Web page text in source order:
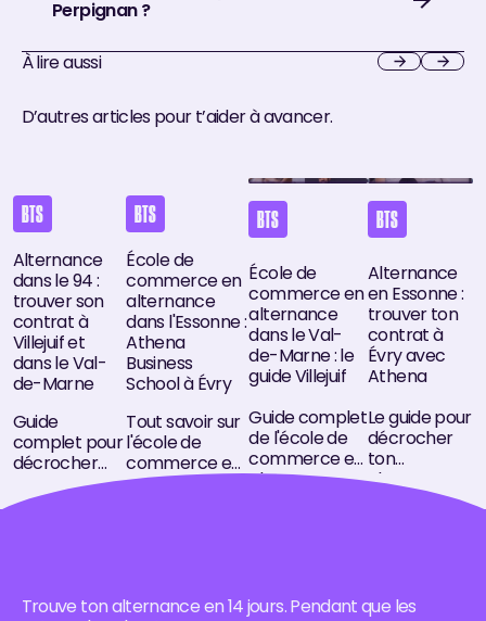
Perpignan ?
À lire aussi
D’autres articles pour t’aider à avancer.
BTS
Alternance
dans le 94 :
trouver son
contrat à
Villejuif et
dans le Val-
de-Marne
Guide
complet pour
décrocher
alternance
secteurs
Alternance dans le 94 : trouver son contrat à Villejuif et
BTS
École de
commerce en
alternance
dans l'Essonne :
Athena
Business
School à Évry
Tout savoir sur
l'école de
commerce en
alternance
School à Évry-
École de commerce en alternance dans
BTS
École de
commerce en
alternance
dans le Val-
de-Marne : le
guide Villejuif
Guide complet
de l'école de
commerce en
alternance
Villejuif, ses
École de commerce en
BTS
Alternance
en Essonne :
trouver ton
contrat à
Évry avec
Athena
Le guide pour
décrocher
ton
alternance
en Essonne :
et
Alternance en
Trouve ton alternance en 14 jours. Pendant que les